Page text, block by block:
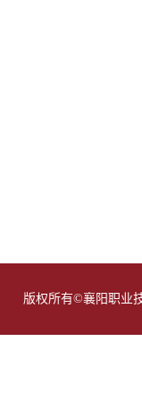
版权所有©襄阳职业